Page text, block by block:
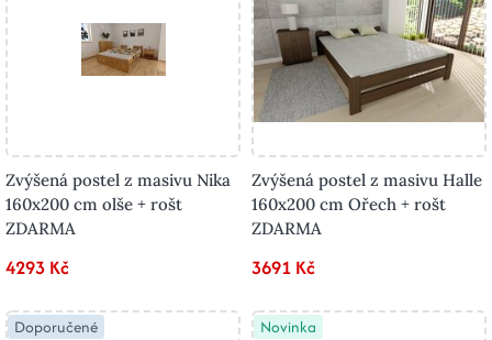
Zvýšená postel z masivu Nika
160x200 cm olše + rošt
ZDARMA
4293 Kč
Zvýšená postel z masivu Halle
160x200 cm Ořech + rošt
ZDARMA
3691 Kč
Doporučené Novinka